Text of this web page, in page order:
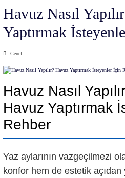
Havuz Nasıl
Yaptırmak
Genel
Havuz Nasıl
Havuz Yaptırmak
Rehber
Yaz aylarının vazgeçilmezi
konfor hem de estetik